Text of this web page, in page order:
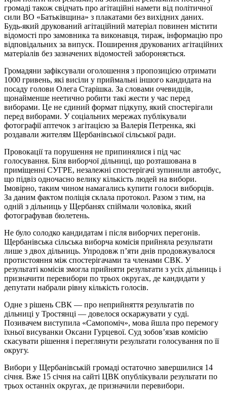
громаді також свідчать про агітаційні намети від політичної
сили ВО «Батьківщина» з плакатами без вихідних даних.
Будь-який друкований агітаційний матеріал повинен містити
відомості про замовника та виконавця, тираж, інформацію про
відповідальних за випуск. Поширення друкованих агітаційних
матеріалів без зазначених відомостей забороняється.
Громадяни зафіксували оголошення з пропозицією отримати
1000 гривень, які висіли у приймальні іншого кандидата на
посаду голови Олега Старішка. За словами очевидців,
щонайменше неетично робити такі жести у час перед
виборами. Це не єдиний формат підкупу, який спостерігали
перед виборами. У соціальних мережах публікували
фотографії аптечок з агітацією за Валерія Петренка, які
роздавали жителям Щербанівської сільської ради.
Провокації та порушення не припинялися і під час
голосування. Біля виборчої дільниці, що розташована в
приміщенні СУГРЕ, незалежні спостерігачі зупинили автобус,
що підвіз одночасно велику кількість людей на вибори.
Імовірно, таким чином намагались купити голоси виборців.
За даним фактом поліція склала протокол. Разом з тим, на
одній з дільниць у Щербанях спіймали чоловіка, який
фотографував бюлетень.
Не було солодко кандидатам і після виборчих перегонів.
Щербанівська сільська виборча комісія прийняла результати
лише з двох дільниць. Упродовж п’яти днів продовжувалося
протистояння між спостерігачами та членами СВК. У
результаті комісія змогла прийняти результати з усіх дільниць і
призначити перевибори по трьох округах, де кандидати у
депутати набрали рівну кількість голосів.
Одне з рішень СВК — про неприйняття результатів по
дільниці у Тростянці — довелося оскаржувати у суді.
Позивачем виступила «Самопоміч», мова йшла про перемогу
їхньої висуванки Оксани Гурцевої. Суд зобов’язав комісію
скасувати рішення і переглянути результати голосування по її
округу.
Вибори у Щербанівській громаді остаточно завершилися 14
січня. Вже 15 січня на сайті ЦВК опублікували результати по
трьох останніх округах, де призначили перевибори.